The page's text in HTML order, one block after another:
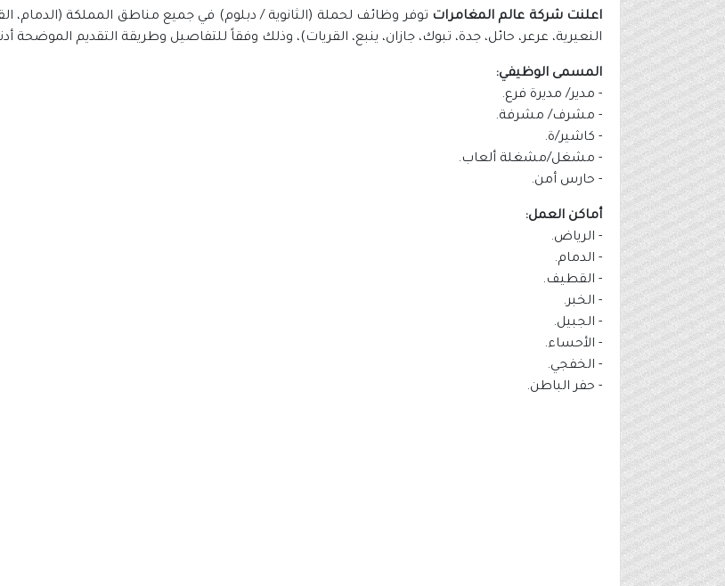
اعلنت شركة عالم المغامرات توفر وظائف لحملة (الثانوية / دبلوم) في جميع مناطق المملكة (الدمام،
النعيرية، عرعر، حائل، جدة، تبوك، جازان، ينبع، القريات)، وذلك وفقاً للتفاصيل وطريقة التقديم الموضحة
المسمى الوظيفي:
- مدير/ مديرة فرع.
- مشرف/ مشرفة.
- كاشير/ة.
- مشغل/مشغلة ألعاب.
- حارس أمن.
أماكن العمل:
- الرياض.
- الدمام.
- القطيف.
- الخبر.
- الجبيل.
- الأحساء.
- الخفجي.
- حفر الباطن.